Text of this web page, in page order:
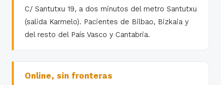
C/ Santutxu 19, a dos minutos del metro Santutxu
(salida Karmelo). Pacientes de Bilbao, Bizkaia y
del resto del País Vasco y Cantabria.
Online, sin fronteras